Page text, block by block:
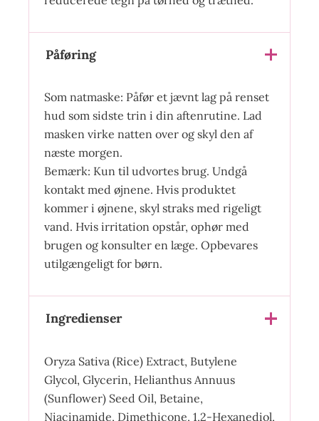
Påføring
Som natmaske: Påfør et jævnt lag på renset
hud som sidste trin i din aftenrutine. Lad
masken virke natten over og skyl den af
næste morgen.
Bemærk: Kun til udvortes brug. Undgå
kontakt med øjnene. Hvis produktet
kommer i øjnene, skyl straks med rigeligt
vand. Hvis irritation opstår, ophør med
brugen og konsulter en læge. Opbevares
utilgængeligt for børn.
Ingredienser
Oryza Sativa (Rice) Extract, Butylene
Glycol, Glycerin, Helianthus Annuus
(Sunflower) Seed Oil, Betaine,
Niacinamide, Dimethicone, 1,2-Hexanediol,